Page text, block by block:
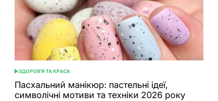
ОПУБЛІКУВАТИ
У
ЗДОРОВ'Я ТА КРАСА
Пасхальний манікюр: пастельні ідеї,
символічні мотиви та техніки 2026 року